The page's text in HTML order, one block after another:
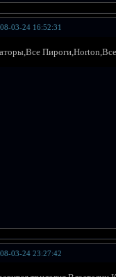
03-24 16:52:31
03-24 23:27:42